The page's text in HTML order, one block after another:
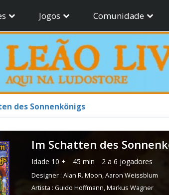
Jogos Comunidade
des Sonnenkönigs
Im Schatten des
Idade 10 + 45 min 2 a 6 jogadores
Designer : Alan R. Moon,Aaron Weissblum
Artista : Guido Hoffmann,Markus Wagner